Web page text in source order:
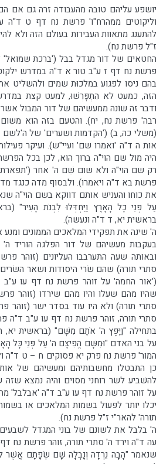
יושפע עליהם טובה מהעבודה זרה גם אם
וליקוטים ממהרח"ו' פרשת נח דף ט ד"ה
להתענג מתאוות העבירות בעולם הזה ולא
ז"ל פרשת נח).
החטאים של דור מגדל בבל ('ברכת שמואל'
פרשת נח דף ז ע"ב טור א ד"ה במדרש
בהם ניסו לפגוע במלכוּת שמים ולהשליט
הזה, כמעט לא הִתְפָּרְשׁוּ, למעט קצת
ודבר זה שוֹנה ממעשיהם של דור המבול
רבה' פרשת נח, יח). והטעם בזה הוא
(משלי כה, ב) ('הקדמות ושערים' של ה'לשם
אות ה ד"ה 'ואמרו שם' ועיי"ש). ועיקר
היה מול שם הוי"ה ברוך הוא, לכן בכל
רק שם הוי"ה ולא שום שֵׁם ה' אחר ('תפארת
פרשת בא ד"ה ויאמרו). ולבסוף מדה כנגד
את כוחו והעניש אותם דווקא בשם הוי"ה
עַל פְּנֵי כָל הָאָרֶץ וַיַּחְדְּלוּ לִבְנֹת הָעִיר"
בראשית יא, ד ד"ה ונעשה).
ה' שינה את תפקידי המלאכים הממונים
בעקבות מעשיהם של דור הפלגה הוריד
ובאותה שעה התערבבו העליונים (זוהר
סתרי תורה) שהם שׂרי היסודות ושאר
('אור החמה' על זוהר פרשת נח דף עו
שהיו מהם שעלו והיו מהם שירדו (זוהר
סתרי תורה) ולא היו עוד בסדר ישר (זוהר
סתרי תורה, זוהר פרשת נח דף עו ע"ב ד"ה
בתחילה "וַיָּפֶץ ה' אֹתָם מִשָּׁם" (בראשית
על בני האדם "וּמִשָּׁם הֱפִיצָם ה' עַל פְּנֵי כָּל
המור' פרשת נח פרק יא פסוקים ח – ט ד"ה
כן התבטלו מחשבותיהם ומעשיהם של
להשׁביע לשׂר רוחני מסוים והיה נמצא
על זוהר פרשת נח דף עו ע"ב ד"ה 'אבלבל'
יכלו יותר לפעול בשמות המלאכים או
תורה' להאר"י ז"ל פרשת נח).
ה' בלבל את לשונם של בוני המגדל
עה ד"ה וירד ה' סתרי תורה, זוהר פרשת נח
שנאמר "הָבָה נֵרְדָה וְנָבְלָה שָׁם שְׂפָתָם אֲשֶׁר